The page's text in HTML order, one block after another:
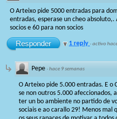
O Arteixo pide 5000 entradas para
entradas, esperase un cheo
socios e 60 para non socios
Responder 1 reply ·activo
Pepe ·hace 9 semanas
O Arteixo pide 5.000 entradas. E o
se non outros 5.000 afeccionados,
ter un bo ambiente no partido de
sociais e ao carallo 29! Menos mal